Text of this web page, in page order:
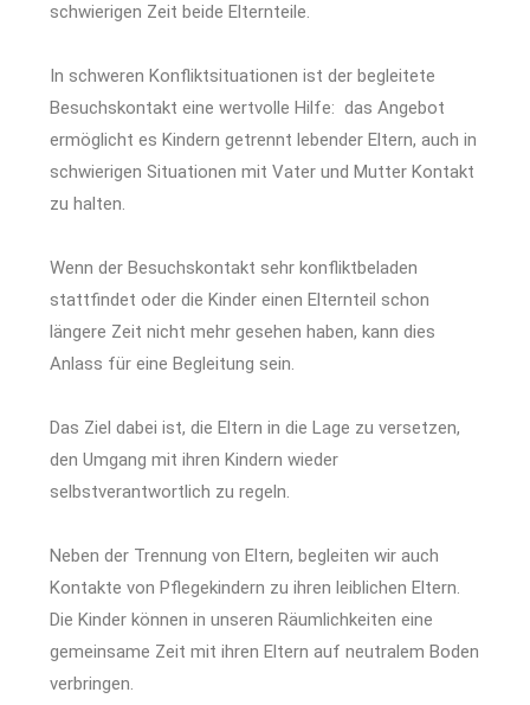
schwierigen Zeit beide Elternteile.
In schweren Konfliktsituationen ist der begleitete
Besuchskontakt eine wertvolle Hilfe: das Angebot
ermöglicht es Kindern getrennt lebender Eltern, auch in
schwierigen Situationen mit Vater und Mutter Kontakt
zu halten.
Wenn der Besuchskontakt sehr konfliktbeladen
stattfindet oder die Kinder einen Elternteil schon
längere Zeit nicht mehr gesehen haben, kann dies
Anlass für eine Begleitung sein.
Das Ziel dabei ist, die Eltern in die Lage zu versetzen,
den Umgang mit ihren Kindern wieder
selbstverantwortlich zu regeln.
Neben der Trennung von Eltern, begleiten wir auch
Kontakte von Pflegekindern zu ihren leiblichen Eltern.
Die Kinder können in unseren Räumlichkeiten eine
gemeinsame Zeit mit ihren Eltern auf neutralem Boden
verbringen.